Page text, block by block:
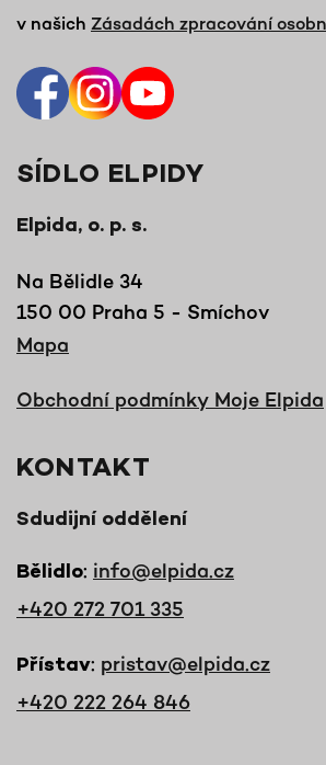
v našich Zásadách zpracování
SÍDLO ELPIDY
Elpida, o. p. s.
Na Bělidle 34
150 00 Praha 5 - Smíchov
Mapa
Obchodní podmínky Moje Elpida
KONTAKT
Sdudijní oddělení
Bělidlo: info@elpida.cz
+420 272 701 335
Přístav: pristav@elpida.cz
+420 222 264 846